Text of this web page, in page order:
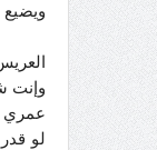
وإنت
عمري
لو